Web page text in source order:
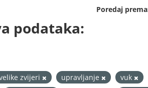
Poredaj prema
podataka:
zvijeri upravljanje vuk